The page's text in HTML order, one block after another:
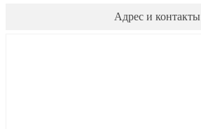
Адрес и контакты